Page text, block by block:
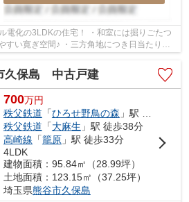
電化の3LDKの住宅！ ・和室には掘りごたつ
すい寛ぎ空間♪ ・三方角地につき日当たり、
風通しともに良好です！ いつでもお気軽にお声...
久保島 中古戸建
700万円
秩父鉄道 「ひろせ野鳥の森 」駅 徒歩24分
秩父鉄道 「大麻生 」駅 徒歩38分
高崎線 「籠原」駅 徒歩33分
4LDK
建物面積：95.84㎡（28.99坪）
土地面積：123.15㎡（37.25坪）
埼玉県熊谷市久保島